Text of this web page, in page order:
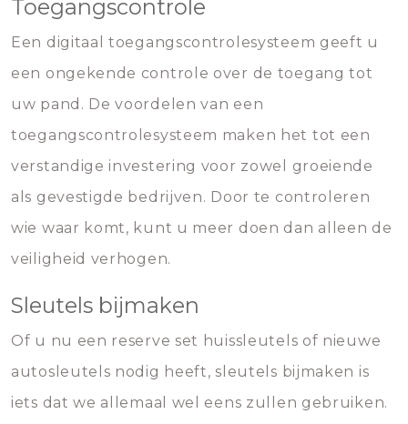
Toegangscontrole
Een digitaal toegangscontrolesysteem geeft u
een ongekende controle over de toegang tot
uw pand. De voordelen van een
toegangscontrolesysteem maken het tot een
verstandige investering voor zowel groeiende
als gevestigde bedrijven. Door te controleren
wie waar komt, kunt u meer doen dan alleen de
veiligheid verhogen.
Sleutels bijmaken
Of u nu een reserve set huissleutels of nieuwe
autosleutels nodig heeft, sleutels bijmaken is
iets dat we allemaal wel eens zullen gebruiken.